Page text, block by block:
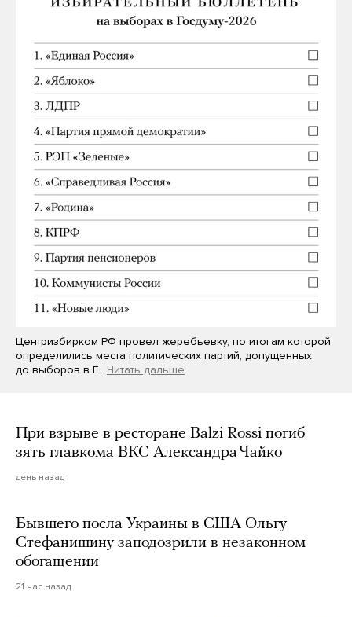
Центризбирком РФ провел жеребьевку, по итогам которой
определились места политических партий, допущенных
до выборов в Г… Читать дальше
При взрыве в ресторане Balzi Rossi погиб
зять главкома ВКС Александра Чайко
день назад
Бывшего посла Украины в США Ольгу
Стефанишину заподозрили в незаконном
обогащении
21 час назад